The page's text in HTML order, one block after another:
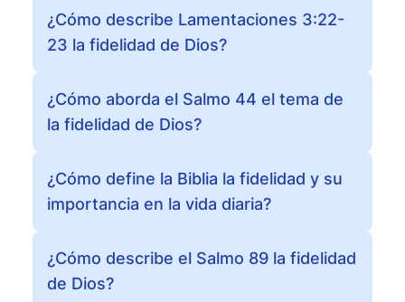
¿Cómo describe Lamentaciones 3:22-
23 la fidelidad de Dios?
¿Cómo aborda el Salmo 44 el tema de
la fidelidad de Dios?
¿Cómo define la Biblia la fidelidad y su
importancia en la vida diaria?
¿Cómo describe el Salmo 89 la fidelidad
de Dios?